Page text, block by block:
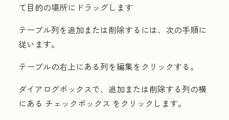
て目的の場所にドラッグします
テーブル列を追加または削除するには、次の手順に
従います。
テーブルの右上にある列を編集をクリックする。
ダイアログボックスで、追加または削除する列の横
にある チェックボックス をクリックします。